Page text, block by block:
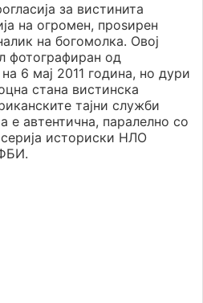
за вистинита
на огромен, проѕирен
на богомолка. Овој
фотографиран од
6 мај 2011 година, но дури
стана вистинска
тајни служби
е автентична, паралелно со
историски НЛО